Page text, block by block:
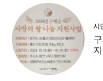
시